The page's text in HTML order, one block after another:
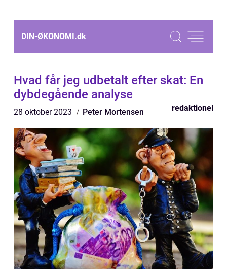
DIN-ØKONOMI.dk
Hvad får jeg udbetalt efter skat: En
dybdegående analyse
28 oktober 2023 Peter Mortensen redaktionel